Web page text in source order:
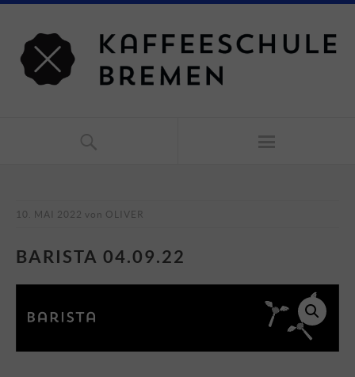
10. MAI 2022 von OLIVER
BARISTA 04.09.22